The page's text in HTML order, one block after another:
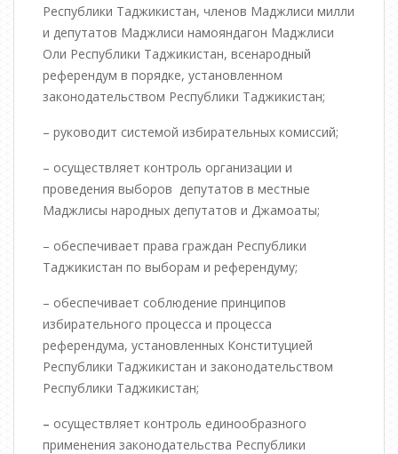
Республики Таджикистан, членов Маджлиси милли
и депутатов Маджлиси намояндагон Маджлиси
Оли Республики Таджикистан, всенародный
референдум в порядке, установленном
законодательством Республики Таджикистан;
– руководит системой избирательных комиссий;
– осуществляет контроль организации и
проведения выборов депутатов в местные
Маджлисы народных депутатов и Джамоаты;
– обеспечивает права граждан Республики
Таджикистан по выборам и референдуму;
– обеспечивает соблюдение принципов
избирательного процесса и процесса
референдума, установленных Конституцией
Республики Таджикистан и законодательством
Республики Таджикистан;
– осуществляет контроль единообразного
применения законодательства Республики